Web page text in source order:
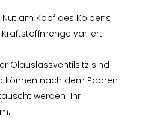
am Kopf des Kolbens
variiert
Ölauslassventilsitz sind
können nach dem Paaren
werden Ihr